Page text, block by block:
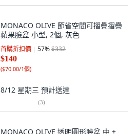
MONACO OLIVE 節省空間可摺疊摺疊
蘋果臉盆 小型, 2個, 灰色
首購折扣價 57%$332
$140
($70.00/1個)
8/12 星期三 預計送達
(3)
MONACO OLIVE 透明圓形臉盆 中 +